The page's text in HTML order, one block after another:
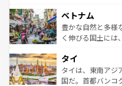
参照してほしい。
容にもいいと評判
が味わ
照してほしい。
き、地方に足を延
できる。そして、
まで、さまざまな
リティに包まれな
覧を参照してほし
ベトナム
豊かな自然と多様
く伸びる国土には
急速な発展と共に
ーチミン市のフラ
醸し出している。
タイ
タイは、東南アジ
国だ。首都バンコ